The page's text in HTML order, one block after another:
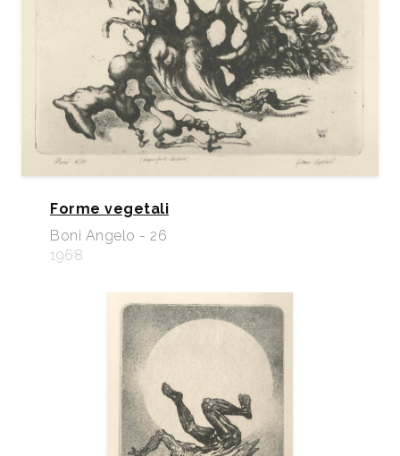
Forme vegetali
Boni Angelo - 26
1968